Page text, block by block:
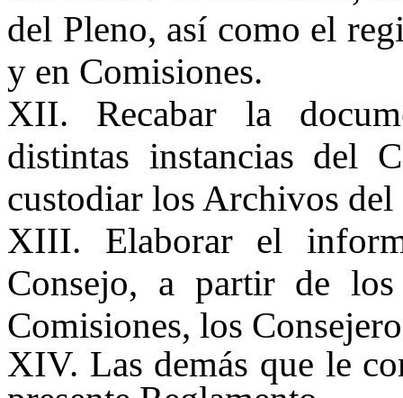
del Pleno, así como el
y en Comisiones.
XII. Recabar la
distintas instancias del
custodiar los Archivos del
XIII. Elaborar el
Consejo, a partir de
Comisiones, los
XIV. Las demás que le